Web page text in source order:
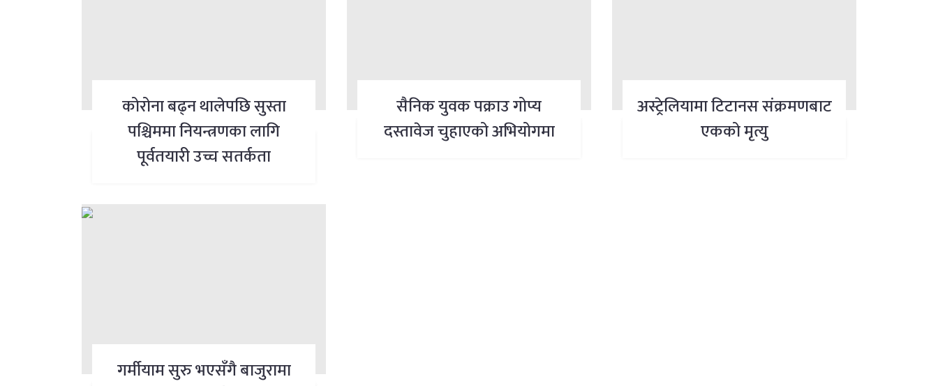
कोरोना बढ्न थालेपछि सुस्ता
पश्चिममा नियन्त्रणका लागि
पूर्वतयारी उच्च सतर्कता
सैनिक युवक पक्राउ गोप्य
दस्तावेज चुहाएको अभियोगमा
अस्ट्रेलियामा टिटानस संक्रमणबाट
एकको मृत्यु
गर्मीयाम सुरु भएसँगै बाजुरामा